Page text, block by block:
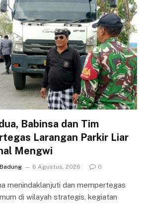
Babinsa dan Tim
Larangan Parkir Liar
Mengwi
6 Agustus, 2026 0
menindaklanjuti dan mempertegas
di wilayah strategis, kegiatan